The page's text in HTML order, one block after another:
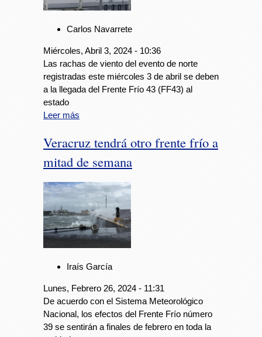
Carlos Navarrete
Miércoles, Abril 3, 2024 - 10:36
Las rachas de viento del evento de norte
registradas este miércoles 3 de abril se deben
a la llegada del Frente Frío 43 (FF43) al
estado
Leer más
Veracruz tendrá otro frente frío a
mitad de semana
Iraís García
Lunes, Febrero 26, 2024 - 11:31
De acuerdo con el Sistema Meteorológico
Nacional, los efectos del Frente Frío número
39 se sentirán a finales de febrero en toda la